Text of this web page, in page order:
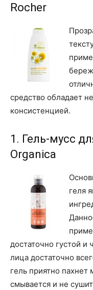
Rocher
средство обладает
консистенцией.
1. Гель-мусс
Organica
геля
достаточно густой и
лица достаточно
гель приятно пахнет
смывается и не